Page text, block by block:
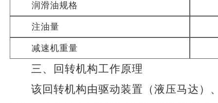
润滑油规格
注油量
减速机重量
三、回转机构工作原理
该回转机构由驱动装置（液压马达）